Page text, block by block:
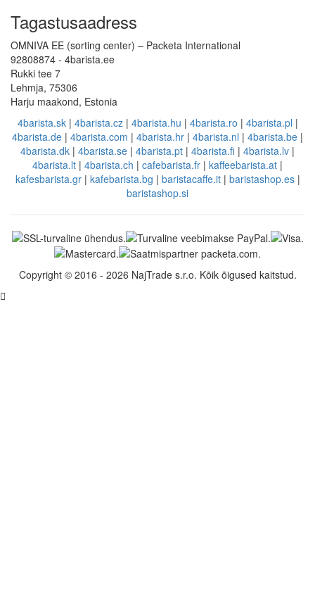
Tagastusaadress
OMNIVA EE (sorting center) – Packeta International
92808874 - 4barista.ee
Rukki tee 7
Lehmja, 75306
Harju maakond, Estonia
4barista.sk| 4barista.cz| 4barista.hu | 4barista.ro | 4barista.pl |
4barista.de | 4barista.com | 4barista.hr | 4barista.nl | 4barista.be |
4barista.dk | 4barista.se | 4barista.pt | 4barista.fi | 4barista.lv |
4barista.lt | 4barista.ch | cafebarista.fr | kaffeebarista.at |
kafesbarista.gr| kafebarista.bg | baristacaffe.it| baristashop.es|
baristashop.si
Copyright © 2016 - 2026 NajTrade s.r.o. Kõik õigused kaitstud.